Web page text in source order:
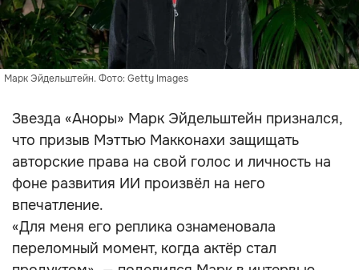
Марк Эйдельштейн. Фото: Getty Images
Звезда «Аноры» Марк Эйдельштейн признался,
что призыв Мэттью Макконахи защищать
авторские права на свой голос и личность на
фоне развития ИИ произвёл на него
впечатление.
«Для меня его реплика ознаменовала
переломный момент, когда актёр стал